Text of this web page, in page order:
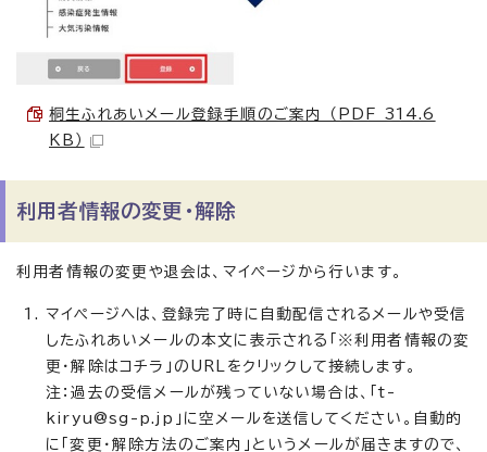
桐生ふれあいメール登録手順のご案内 （PDF 314.6
KB）
利用者情報の変更・解除
利用者情報の変更や退会は、マイページから行います。
マイページへは、登録完了時に自動配信されるメールや受信
したふれあいメールの本文に表示される「※利用者情報の変
更・解除はコチラ」のURLをクリックして接続します。
注：過去の受信メールが残っていない場合は、「t-
kiryu@sg-p.jp」に空メールを送信してください。自動的
に「変更・解除方法のご案内」というメールが届きますので、